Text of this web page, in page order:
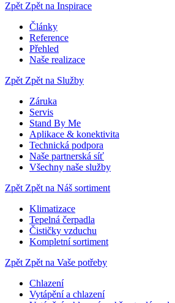
Zpět Zpět na Inspirace
Články
Reference
Přehled
Naše realizace
Zpět Zpět na Služby
Záruka
Servis
Stand By Me
Aplikace & konektivita
Technická podpora
Naše partnerská síť
Všechny naše služby
Zpět Zpět na Náš sortiment
Klimatizace
Tepelná čerpadla
Čističky vzduchu
Kompletní sortiment
Zpět Zpět na Vaše potřeby
Chlazení
Vytápění a chlazení